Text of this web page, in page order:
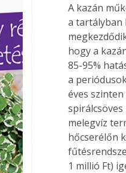
A kazán
a tartályban
hogy a
85-95%
a
éves
melegvíz
hőcserélőn
1 millió Ft)